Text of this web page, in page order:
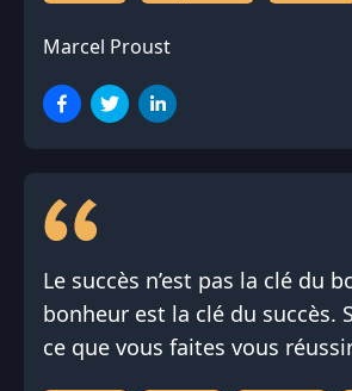
Marcel Proust
Le succès n’est pas la clé du
bonheur est la clé du succès.
ce que vous faites vous